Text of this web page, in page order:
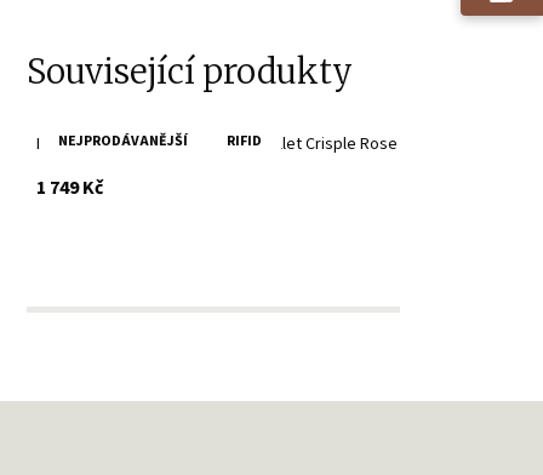
Související produkty
NEJPRODÁVANĚJŠÍ RIFID
Růžová peněženka SECRID Miniwallet Crisple Rose
1 749 Kčs DPH